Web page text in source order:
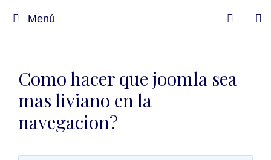
Menú
Como hacer que joomla sea
mas liviano en la
navegacion?